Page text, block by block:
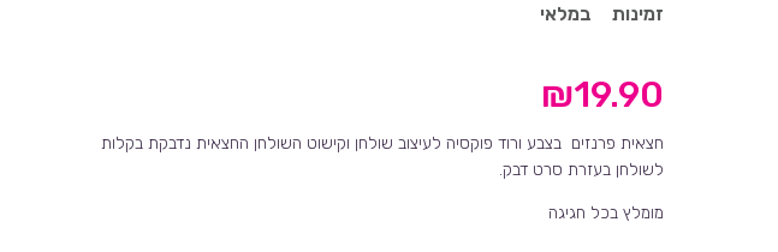
זמינות במלאי
₪19.90
חצאית פרנזים בצבע ורוד פוקסיה לעיצוב שולחן וקישוט השולחן החצאית נדבקת בקלות
לשולחן בעזרת סרט דבק.
מומלץ בכל חגיגה